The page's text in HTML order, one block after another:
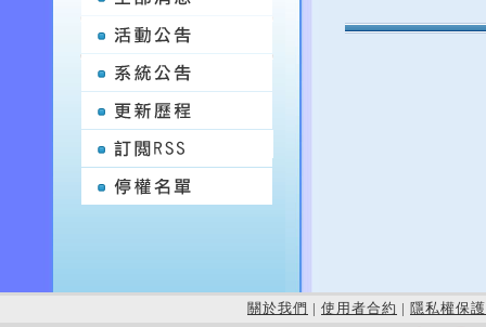
關於我們 | 使用者合約 | 隱私權保護